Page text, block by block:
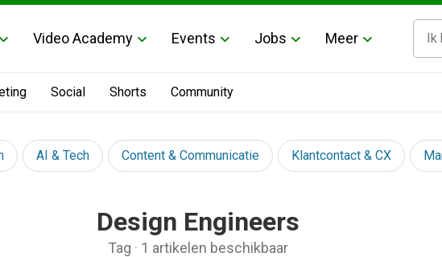
Video Academy Events Jobs Meer
Social Shorts Community
AI & Tech Content & Communicatie Klantcontact & CX
Design Engineers
Tag · 1 artikelen beschikbaar